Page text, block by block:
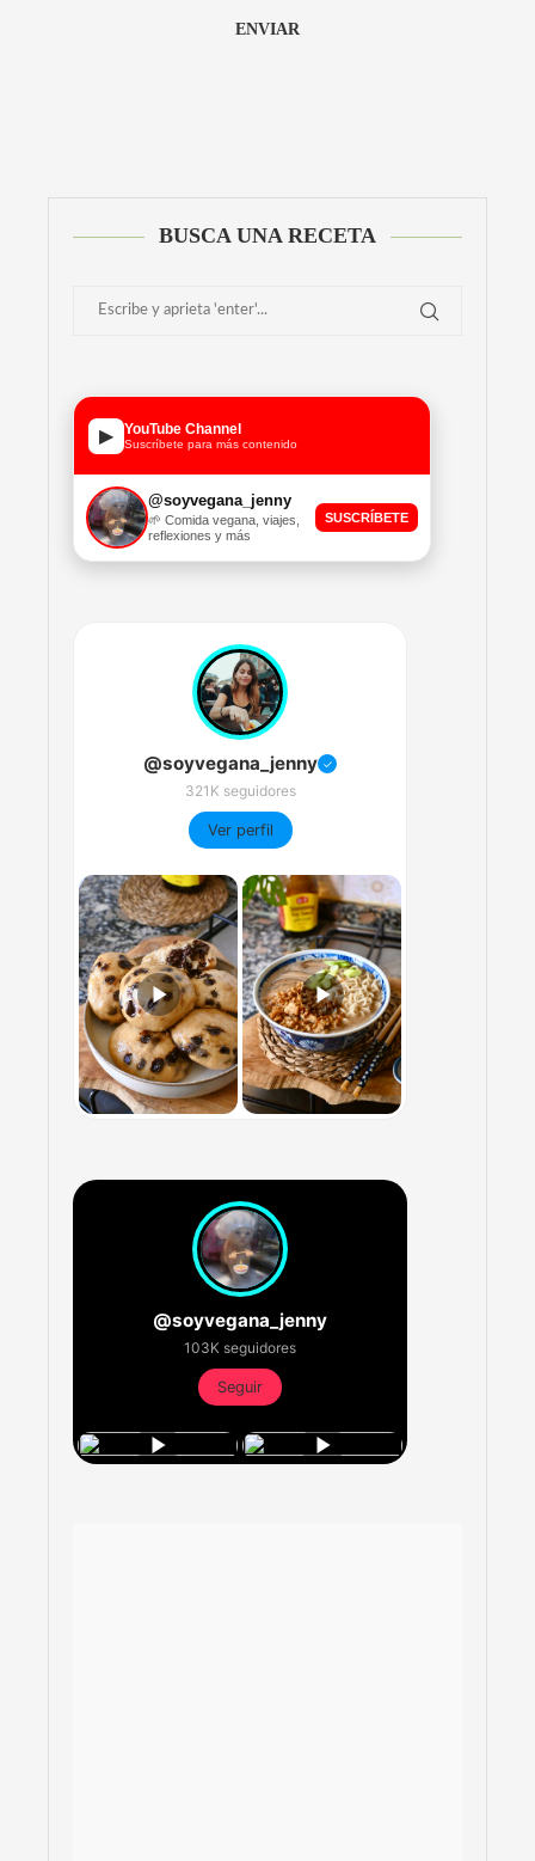
BUSCA UNA RECETA
▶ YouTube Channel
Suscríbete para más contenido
@soyvegana_jenny
🌱 Comida vegana, viajes,
reflexiones y más
SUSCRÍBETE
@soyvegana_jenny ✓
321K seguidores
Ver perfil
@soyvegana_jenny
103K seguidores
Seguir